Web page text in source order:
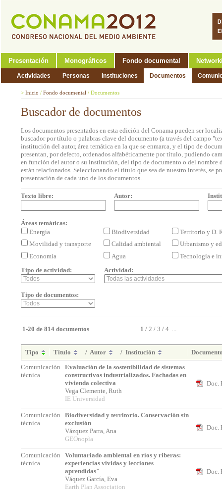
Presentación Monográficos Fondo documental
Actividades Personas Instituciones Documentos
> Inicio / Fondo documental / Documentos
Buscador de documentos
Los documentos presentados en esta edición del Conama pueden ser
buscador por título o palabras clave del documento (a través del campo
institución del autor, área temática en la que se enmarca, y el tipo de
presentan, por defecto, ordenados alfabéticamente por título, pudiendo
en función del autor o su institución, del tipo de documento o del nombre
están relacionados. Seleccionando el título que sea de nuestro interés, se
presentación de cada uno de los documentos.
Texto libre: Autor:
Áreas temáticas:
Energía
Biodiversidad
Territorio y D.
Movilidad y transporte
Calidad ambiental
Urbanismo y
Economía
Agua
Tecnología e
Tipo de actividad:
Actividad:
Tipo de documentos:
1-20 de 814 documentos 1 / 2 / 3 / 4 ...
Tipo Título / Autor / Institución
Comunicación
técnica
Evaluación de la sostenibilidad de sistemas
constructivos industrializados. Fachadas en
vivienda colectiva
Vega Clemente, Ruth
IE Universidad
Doc.
Comunicación
técnica
Biodiversidad y territorio. Conservación sin
exclusión
Vázquez Parra, Ana
GEOnopìa
Doc.
Comunicación
técnica
Voluntariado ambiental en ríos y riberas:
experiencias vividas y lecciones
aprendidas"
Váquez García, Eva
Earth Plan Association
Doc.